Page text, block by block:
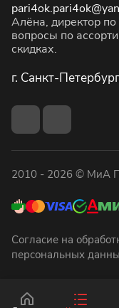
Алёна, директор по
вопросы по
скидках.
г. Санкт-
2010 - 2026 © МиА
Согласие на
персональных